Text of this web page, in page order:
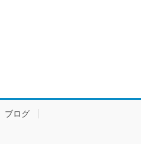
ブログ